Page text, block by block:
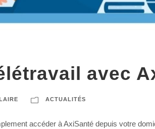
avec
ACTUALITÉS
accéder à AxiSanté depuis votre